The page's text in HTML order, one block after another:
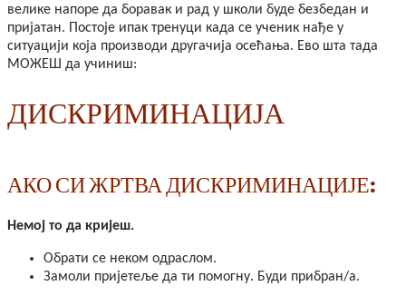
велике напоре да боравак и рад у школи буде безбедан и
пријатан. Постоје ипак тренуци када се ученик нађе у
ситуацији која производи другачија осећања. Ево шта тада
МОЖЕШ да учиниш:
ДИСКРИМИНАЦИЈА
АКО СИ ЖРТВА ДИСКРИМИНАЦИЈЕ:
Немој то да кријеш.
Обрати се неком одраслом.
Замоли пријетеље да ти помогну. Буди прибран/а.